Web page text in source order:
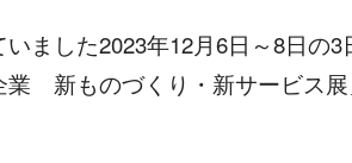
ました2023年12月6日～8日の
業 新ものづくり・新サービス